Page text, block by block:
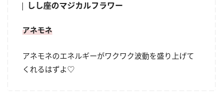
しし座のマジカルフラワー
アネモネ
アネモネのエネルギーがワクワク波動を盛り上げて
くれるはずよ♡